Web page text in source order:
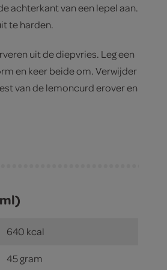
achterkant van een lepel aan.
te harden.
uit de diepvries. Leg een
en keer beide om. Verwijder
van de lemoncurd erover en
640 kcal
45 gram